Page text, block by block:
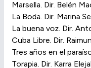
Marsella. Dir. Belén
La Boda. Dir. Marina
La buena voz. Dir.
Cuba Libre. Dir.
Tres años en el
Torapia. Dir. Karra